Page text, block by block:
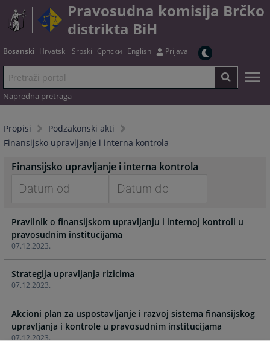
Pravosudna komisija Brčko
distrikta BiH
Bosanski Hrvatski Srpski Српски English Prijava
Napredna pretraga
Propisi
Podzakonski akti
Finansijsko upravljanje i interna kontrola
Finansijsko upravljanje i interna kontrola
forward
to
interact
with
the
calendar
and
select
a
forward
to
with
the
and
select
a
07.12.2023.
Pravilnik o finansijskom upravljanju i internoj kontroli u
pravosudnim institucijama
07.12.2023.
Strategija upravljanja rizicima
07.12.2023.
Akcioni plan za uspostavljanje i razvoj sistema finansijskog
upravljanja i kontrole u pravosudnim institucijama